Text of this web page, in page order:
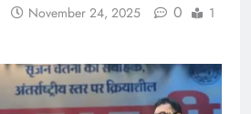
November 24, 2025 0
1